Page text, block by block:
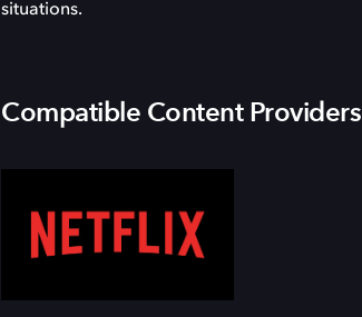
situations.
Compatible Content Providers